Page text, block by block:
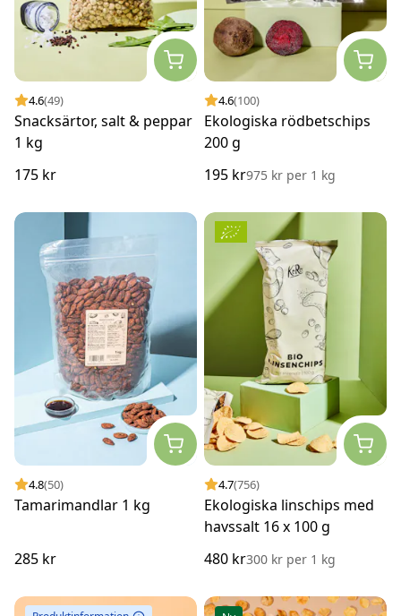
4.6(49)
Snacksärtor, salt & peppar
1 kg
175 kr
4.6(100)
Ekologiska rödbetschips
200 g
195 kr975 kr per 1 kg
4.8(50)
Tamarimandlar 1 kg
285 kr
4.7(756)
Ekologiska linschips med
havssalt 16 x 100 g
480 kr300 kr per 1 kg